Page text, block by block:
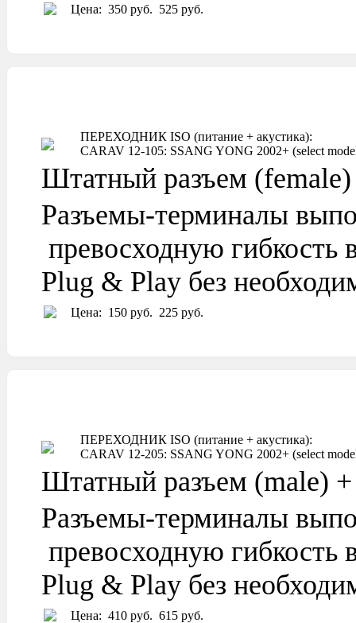
Цена: 350 руб. 525 руб.
ПЕРЕХОДНИК ISO (питание + акустика):
CARAV 12-105: SSANG YONG 2002+ (select
Штатный разъем
Разъемы-терминалы
превосходную гибкость
Plug & Play без
Цена: 150 руб. 225 руб.
ПЕРЕХОДНИК ISO (питание + акустика):
CARAV 12-205: SSANG YONG 2002+ (select
Штатный разъем (male)
Разъемы-терминалы
превосходную гибкость
Plug & Play без
Цена: 410 руб. 615 руб.